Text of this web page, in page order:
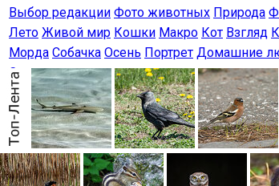
Выбор редакцииФото животных Природа
ЛетоЖивой мир Кошки Макро Кот Взгляд
МордаСобачкаОсень ПортретДомашние
Спаниель